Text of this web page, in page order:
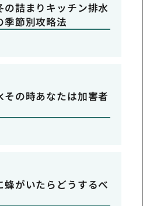
の詰まりキッチン排水
季節別攻略法
その時あなたは加害者
蜂がいたらどうするべ